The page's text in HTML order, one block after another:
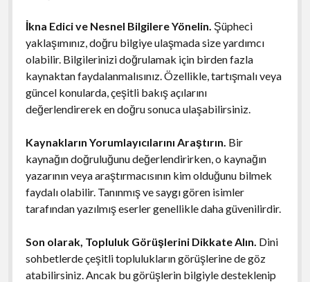
İkna Edici ve Nesnel Bilgilere Yönelin. Şüpheci
yaklaşımınız, doğru bilgiye ulaşmada size yardımcı
olabilir. Bilgilerinizi doğrulamak için birden fazla
kaynaktan faydalanmalısınız. Özellikle, tartışmalı veya
güncel konularda, çeşitli bakış açılarını
değerlendirerek en doğru sonuca ulaşabilirsiniz.
Kaynakların Yorumlayıcılarını Araştırın. Bir
kaynağın doğruluğunu değerlendirirken, o kaynağın
yazarının veya araştırmacısının kim olduğunu bilmek
faydalı olabilir. Tanınmış ve saygı gören isimler
tarafından yazılmış eserler genellikle daha güvenilirdir.
Son olarak, Topluluk Görüşlerini Dikkate Alın. Dini
sohbetlerde çeşitli toplulukların görüşlerine de göz
atabilirsiniz. Ancak bu görüşlerin bilgiyle desteklenip